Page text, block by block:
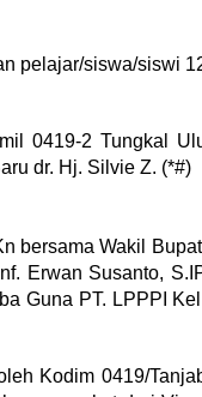
pelajar/siswa/siswi
0419-2 Tungkal
dr. Hj. Silvie Z. (*#)
bersama Wakil
Erwan Susanto,
Guna PT. LPPPI
Kodim 0419/